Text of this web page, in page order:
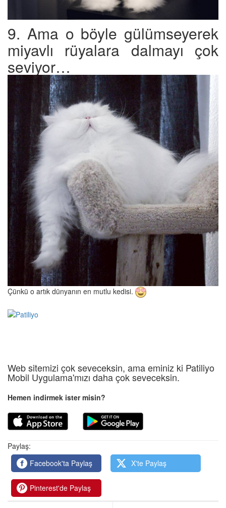
9. Ama o böyle gülümseyerek
miyavlı rüyalara dalmayı çok
seviyor…
Çünkü o artık dünyanın en mutlu kedisi.
Web sitemizi çok seveceksin, ama eminiz ki Patiliyo
Mobil Uygulama'mızı daha çok seveceksin.
Hemen indirmek ister misin?
Paylaş:
Facebook'ta Paylaş
X'te Paylaş
Pinterest'de Paylaş